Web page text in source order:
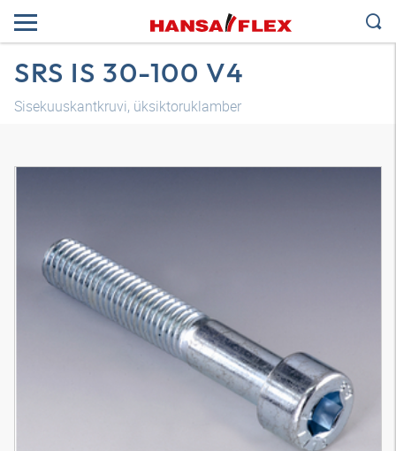
SRS IS 30-100 V4
Sisekuuskantkruvi, üksiktoruklamber